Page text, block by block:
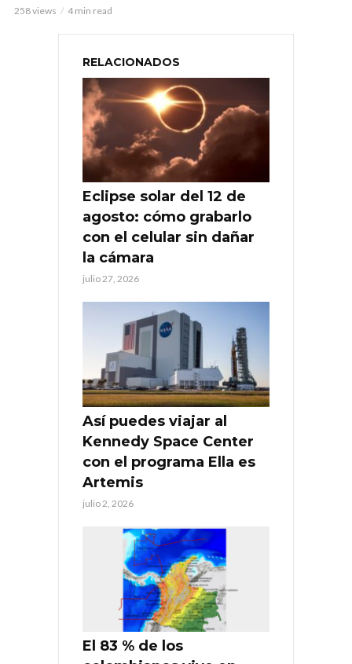
258 views 4 min read
RELACIONADOS
Eclipse solar del 12 de
agosto: cómo grabarlo
con el celular sin dañar
la cámara
julio 27, 2026
Así puedes viajar al
Kennedy Space Center
con el programa Ella es
Artemis
julio 2, 2026
El 83 % de los